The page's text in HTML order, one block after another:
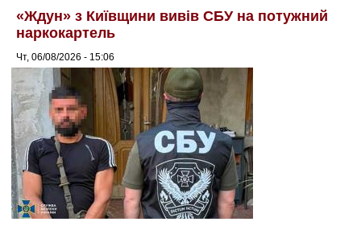
«Ждун» з Київщини вивів СБУ на потужний
наркокартель
Чт, 06/08/2026 - 15:06